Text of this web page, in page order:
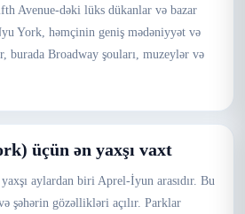
Avenue-dəki lüks dükanlar və bazar
York, həmçinin geniş mədəniyyət və
burada Broadway şouları, muzeylər və
üçün ən yaxşı vaxt
aylardan biri Aprel-İyun arasıdır. Bu
şəhərin gözəllikləri açılır. Parklar